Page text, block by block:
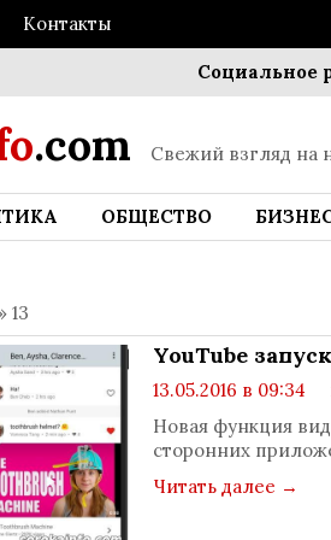
Контакты
Социальное
.com Свежий взгляд на
ОБЩЕСТВО
» 13
YouTube
13.05.2016 в 09:34
Новая функция
сторонних
Читать далее →